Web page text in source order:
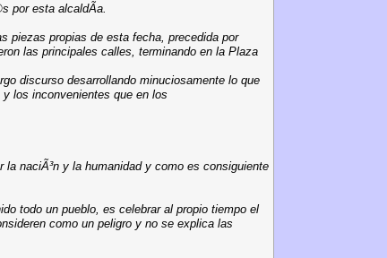
por esta alcaldÃ­a.
piezas propias de esta fecha, precedida por
las principales calles, terminando en la Plaza
discurso desarrollando minuciosamente lo que
los inconvenientes que en los
la naciÃ³n y la humanidad y como es consiguiente
todo un pueblo, es celebrar al propio tiempo el
como un peligro y no se explica las